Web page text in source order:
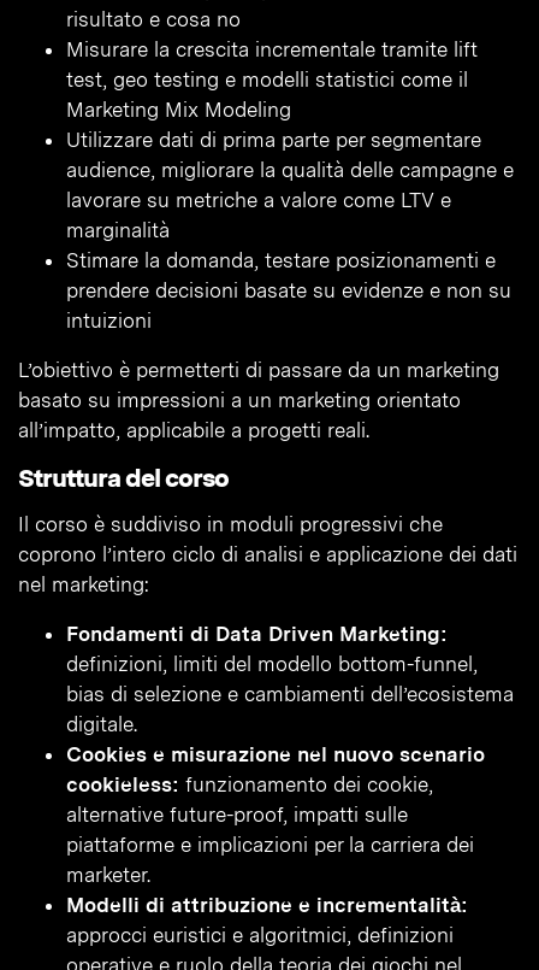
risultato e cosa no
Misurare la crescita incrementale tramite lift
test, geo testing e modelli statistici come il
Marketing Mix Modeling
Utilizzare dati di prima parte per segmentare
audience, migliorare la qualità delle campagne e
lavorare su metriche a valore come LTV e
marginalità
Stimare la domanda, testare posizionamenti e
prendere decisioni basate su evidenze e non su
intuizioni
L’obiettivo è permetterti di passare da un marketing
basato su impressioni a un marketing orientato
all’impatto, applicabile a progetti reali.
Struttura del corso
Il corso è suddiviso in moduli progressivi che
coprono l’intero ciclo di analisi e applicazione dei dati
nel marketing:
Fondamenti di Data Driven Marketing:
definizioni, limiti del modello bottom-funnel,
bias di selezione e cambiamenti dell’ecosistema
digitale.
Cookies e misurazione nel nuovo scenario
cookieless: funzionamento dei cookie,
alternative future-proof, impatti sulle
piattaforme e implicazioni per la carriera dei
marketer.
Modelli di attribuzione e incrementalità:
approcci euristici e algoritmici, definizioni